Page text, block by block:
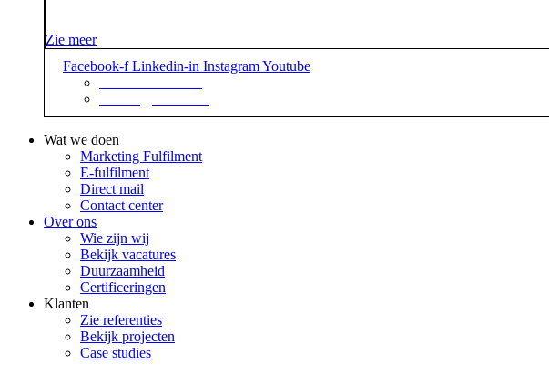
Zie meer
Facebook-f Linkedin-in InstagramYoutube
Wat we doen
Marketing Fulfilment
E-fulfilment
Direct mail
Contact center
Over ons
Wie zijn wij
Bekijk vacatures
Duurzaamheid
Certificeringen
Klanten
Zie referenties
Bekijk projecten
Case studies